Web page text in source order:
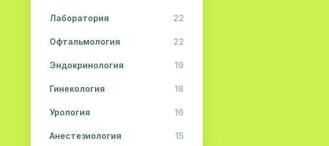
Лаборатория 22
Офтальмология 22
Эндокринология 19
Гинекология 18
Урология 16
Анестезиология 15